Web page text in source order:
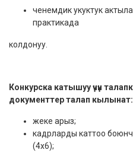
ченемдик укуктук
практикада
колдонуу.
Конкурска катышуу үчүн
документтер талап кылынат:
жеке арыз;
кадрларды каттоо
(4х6);